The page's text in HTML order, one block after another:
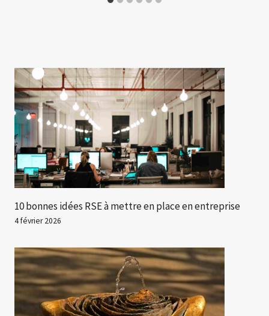
10 bonnes idées RSE à mettre en place en entreprise
4 février 2026